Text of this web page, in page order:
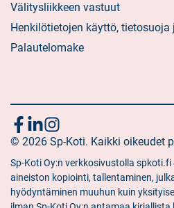
Välitysliikkeen vastuut
Henkilötietojen käyttö, tietosuoja
Palautelomake
Seuraa
meitä
Sosiaalinen
media:
facebook
Sosiaalinen
media:
linkedin
Sosiaalinen
media:
instagram
© 2026 Sp-Koti. Kaikki oikeudet
Sp-Koti Oy:n verkkosivustolla
aineiston kopiointi, tallentaminen,
hyödyntäminen muuhun kuin